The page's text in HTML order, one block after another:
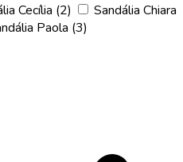
Cecília (2)
Sandália Chiara
Paola (3)